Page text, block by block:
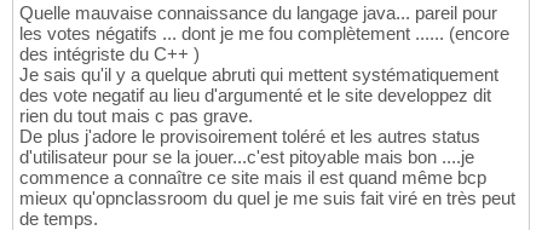
Quelle mauvaise connaissance du langage java... pareil pour
les votes négatifs ... dont je me fou complètement ...... (encore
des intégriste du C++ )
Je sais qu'il y a quelque abruti qui mettent systématiquement
des vote negatif au lieu d'argumenté et le site developpez dit
rien du tout mais c pas grave.
De plus j'adore le provisoirement toléré et les autres status
d'utilisateur pour se la jouer...c'est pitoyable mais bon ....je
commence a connaître ce site mais il est quand même bcp
mieux qu'opnclassroom du quel je me suis fait viré en très peut
de temps.